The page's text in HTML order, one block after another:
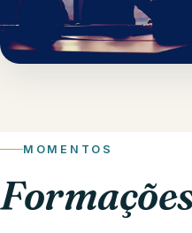
MOMENTOS